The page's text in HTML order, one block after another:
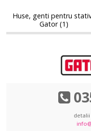
Huse, genti pentru
Gator (1)